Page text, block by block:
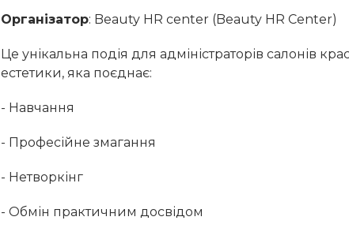
Організатор: Beauty HR center (Beauty HR Center)
Це унікальна подія для адміністраторів салонів
естетики, яка поєднає:
- Навчання
- Професійне змагання
- Нетворкінг
- Обмін практичним досвідом